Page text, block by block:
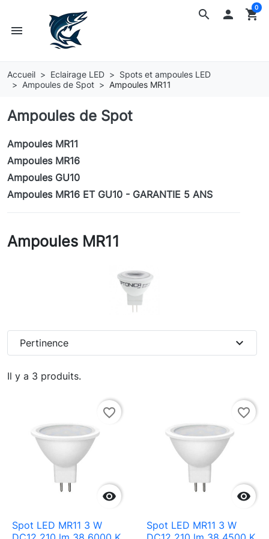
search
menu
 shopping_cart
0
Accueil Eclairage LED
Spots et ampoules LED
Ampoules de Spot
Ampoules MR11
Ampoules de Spot
Ampoules MR11
Ampoules MR16
Ampoules GU10
Ampoules MR16 ET GU10 - GARANTIE 5 ANS
Ampoules MR11
Il y a 3 produits.
Pertinence expand_more

favorite_border
Spot LED MR11 3 W

favorite_border
Spot LED MR11 3 W